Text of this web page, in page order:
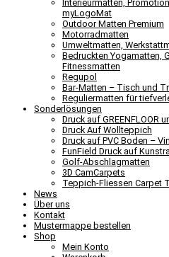
Interieurmatten,
myLogoMat
Outdoor Matten Premium
Motorradmatten
Umweltmatten,
Bedruckten Yogamatten,
Fitnessmatten
Regupol
Bar-Matten – Tisch und
Reguliermatten für
Sonderlösungen
Druck auf GREENFLOOR
Druck Auf Wollteppich
Druck auf PVC Boden –
FunField Druck auf
Golf-Abschlagmatten
3D CamCarpets
Teppich-Fliessen Carpet
News
Über uns
Kontakt
Mustermappe bestellen
Shop
Mein Konto